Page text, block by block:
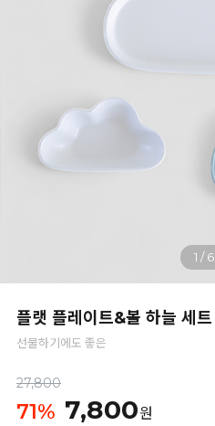
1 /6
플랫 플레이트&볼 하늘 세트
선물하기에도 좋은
27,800
71% 7,800원